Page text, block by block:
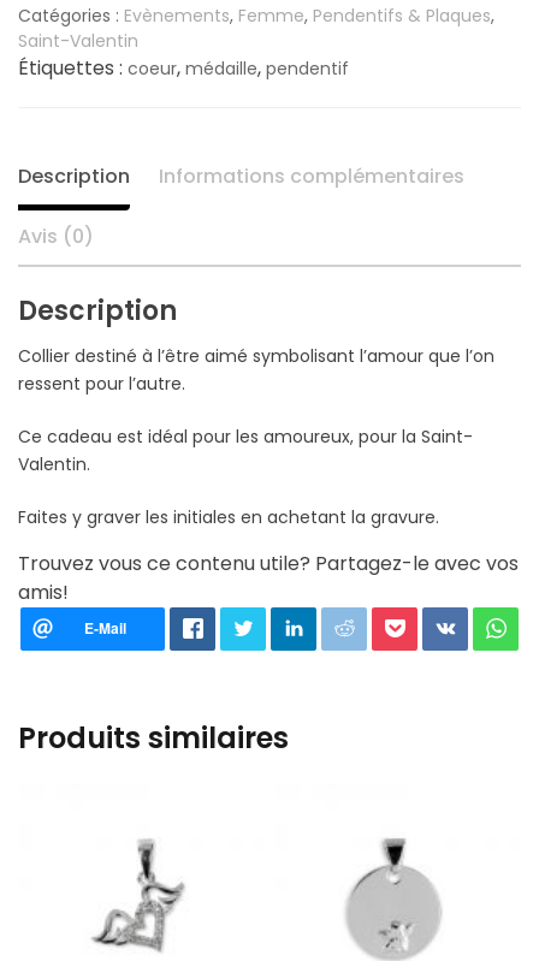
925/1000
Catégories : Evènements, Femme, Pendentifs & Plaques,
Saint-Valentin
Étiquettes : coeur, médaille, pendentif
Description Informations complémentaires
Avis (0)
Description
Collier destiné à l’être aimé symbolisant l’amour que l’on
ressent pour l’autre.
Ce cadeau est idéal pour les amoureux, pour la Saint-
Valentin.
Faites y graver les initiales en achetant la gravure.
Trouvez vous ce contenu utile? Partagez-le avec vos
amis!
Produits similaires